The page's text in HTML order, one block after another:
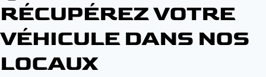
RÉCUPÉREZ VOTRE
VÉHICULE DANS NOS
LOCAUX